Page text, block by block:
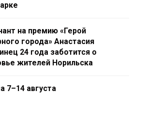
на премию «Герой
города» Анастасия
24 года заботится о
жителей Норильска
7–14 августа